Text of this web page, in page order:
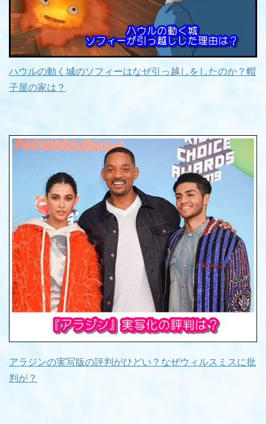
ハウルの動く城のソフィーはなぜ引っ越しをしたのか？帽
子屋の家は？
アラジンの実写版の評判がひどい？なぜウィルスミスに批
判が？